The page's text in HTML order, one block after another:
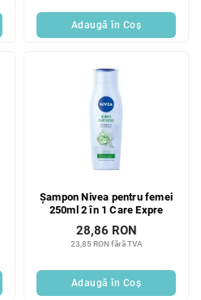
Adaugă în Coş
Șampon Nivea pentru femei
250ml 2 în 1 Care Expre
23,85 RON fără TVA
28,86 RON
Adaugă în Coş